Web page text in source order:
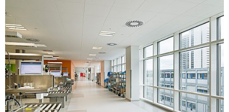
glas-/aluminiumfasadsystem på de båda nedersta
våningarna och ett stängt fasadsystem i form av lätta
sandwichelement på den översta våningen, där tekniken är
placerad. Framför fasadsystemen finns solskydd.